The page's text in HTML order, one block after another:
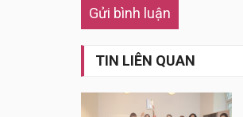
Gửi bình luận
TIN LIÊN QUAN